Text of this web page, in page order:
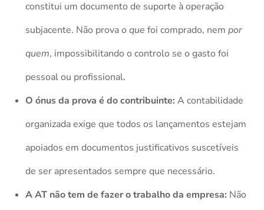
constitui um documento de suporte à operação
subjacente. Não provao que foi comprado, nempor
quem, impossibilitando o controlo se o gasto foi
pessoal ou profissional.
O ónus da prova é do contribuinte: A contabilidade
organizada exige que todos os lançamentos estejam
apoiados em documentos justificativos suscetíveis
de ser apresentados sempre que necessário.
A AT não tem de fazer o trabalho da empresa: Não